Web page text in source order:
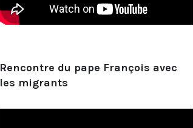
Rencontre du pape François avec
les migrants